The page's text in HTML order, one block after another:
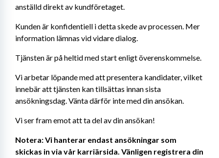
anställd direkt av kundföretaget.
Kunden är konfidentiell i detta skede av processen. Mer
information lämnas vid vidare dialog.
Tjänsten är på heltid med start enligt överenskommelse.
Vi arbetar löpande med att presentera kandidater, vilket
innebär att tjänsten kan tillsättas innan sista
ansökningsdag. Vänta därför inte med din ansökan.
Vi ser fram emot att ta del av din ansökan!
Notera: Vi hanterar endast ansökningar som
skickas in via vår karriärsida. Vänligen registrera din